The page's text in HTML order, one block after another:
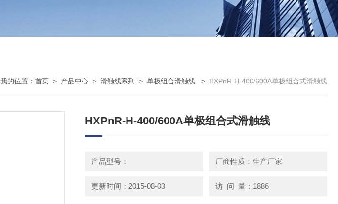
我的位置： 首页 > 产品中心 > 滑触线系列 > 单极组合滑触线 > HXPnR-H-400/600A单极组合式滑触线
HXPnR-H-400/600A单极组合式滑触线
产品型号： 厂商性质：生产厂家
更新时间：2015-08-03 访 问 量：1886